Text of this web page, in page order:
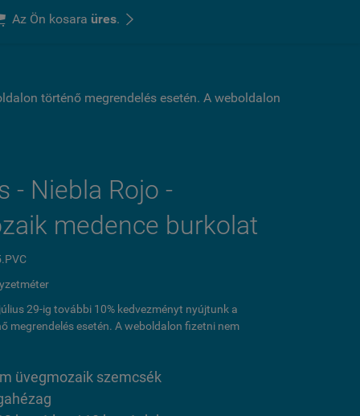
Az Ön kosara üres. 
történő megrendelés esetén. A weboldalon
- Niebla Rojo -
medence burkolat
29-ig további 10% kedvezményt nyújtunk a
megrendelés esetén. A weboldalon fizetni nem
üvegmozaik szemcsék